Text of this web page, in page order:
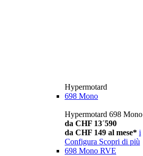
Hypermotard
698 Mono
Hypermotard 698 Mono
da CHF 13´590
da CHF 149 al mese* i
Configura Scopri di più
698 Mono RVE